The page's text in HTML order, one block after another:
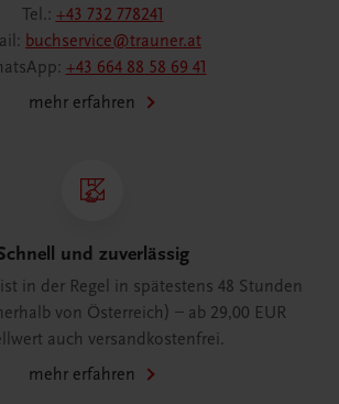
Tel.: +43 732 778241
buchservice@trauner.at
+43 664 88 58 69 41
mehr erfahren
und zuverlässig
in der Regel in spätestens 48 Stunden
von Österreich) – ab 29,00 EUR
auch versandkostenfrei.
mehr erfahren